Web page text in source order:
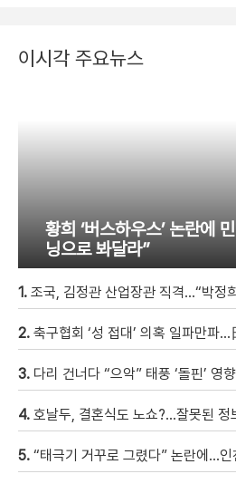
이시각 주요뉴스
황희 ‘버스하우스’ 논란에
닝으로 봐달라”
1. 조국, 김정관 산업장관 직격…“박정
2. 축구협회 ‘성 접대’ 의혹 일파만파…日에
3. 다리 건너다 “으악” 태풍 ‘돌핀’ 영향, 중국에서도…높은
4. 호날두, 결혼식도 노쇼?…잘못된 정
5. “태극기 거꾸로 그렸다” 논란에…인